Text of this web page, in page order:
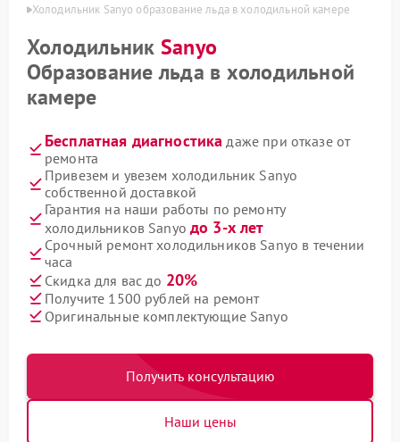
Холодильник Sanyo образование льда в холодильной камере
Холодильник Sanyo
Образование льда в холодильной
камере
Бесплатная диагностика даже при отказе от
ремонта
Привезем и увезем холодильник Sanyo
собственной доставкой
Гарантия на наши работы по ремонту
холодильников Sanyoдо 3-х лет
Срочный ремонт холодильников Sanyo в течении
часа
Скидка для вас до 20%
Получите 1500 рублей на ремонт
Оригинальные комплектующие Sanyo
Получить консультацию
Наши цены